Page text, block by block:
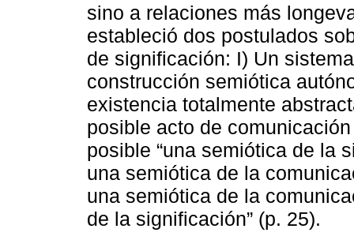
sino a relaciones más
estableció dos postulados
de significación: I) Un
construcción semiótica
existencia totalmente
posible acto de
posible “una semiótica de la
una semiótica de la
una semiótica de la
de la significación” (p. 25).